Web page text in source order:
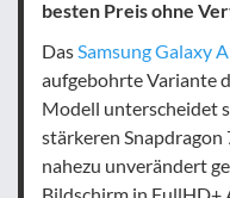
besten Preis ohne
DasSamsung Galaxy
aufgebohrte Variante
Modell unterscheidet
stärkeren Snapdragon
nahezu unverändert